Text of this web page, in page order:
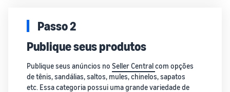
Passo 2
Publique seus produtos
Publique seus anúncios no Seller Centralcom opções
de tênis, sandálias, saltos, mules, chinelos, sapatos
etc. Essa categoria possui uma grande variedade de